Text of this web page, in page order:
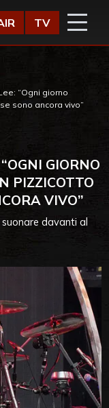
TV
“Ogni giorno
sono ancora vivo”
GIORNO
PIZZICOTTO
VIVO”
davanti al